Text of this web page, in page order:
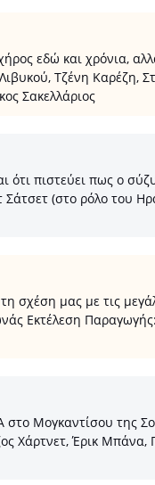
εδώ και χρόνια,
Τζένη Καρέζη,
Σακελλάριος
πιστεύει πως ο
(στο ρόλο του
μας με τις
Εκτέλεση
Μογκαντίσου της
Χάρτνετ, Έρικ Μπάνα,